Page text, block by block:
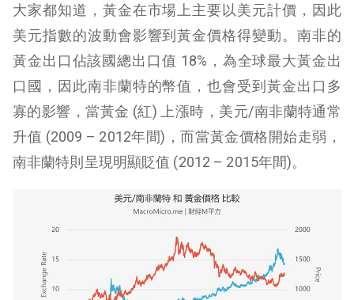
大家都知道，黃金在市場上主要以美元計價，因此
美元指數的波動會影響到黃金價格得變動。南非的
黃金出口佔該國總出口值 18%，為全球最大黃金出
口國，因此南非蘭特的幣值，也會受到黃金出口多
寡的影響，當黃金 (紅) 上漲時，美元/南非蘭特通常
升值 (2009 – 2012年間)，而當黃金價格開始走弱，
南非蘭特則呈現明顯貶值 (2012 – 2015年間)。